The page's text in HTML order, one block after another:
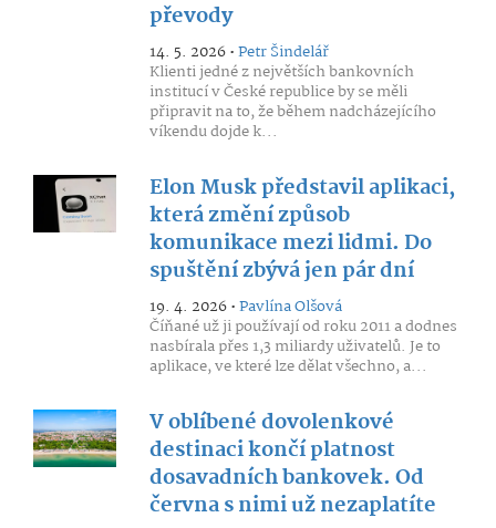
převody
14. 5. 2026 •Petr Šindelář
Klienti jedné z největších bankovních
institucí v České republice by se měli
připravit na to, že během nadcházejícího
víkendu dojde k...
Elon Musk představil aplikaci,
která změní způsob
komunikace mezi lidmi. Do
spuštění zbývá jen pár dní
19. 4. 2026 •Pavlína Olšová
Číňané už ji používají od roku 2011 a dodnes
nasbírala přes 1,3 miliardy uživatelů. Je to
aplikace, ve které lze dělat všechno, a...
V oblíbené dovolenkové
destinaci končí platnost
dosavadních bankovek. Od
června s nimi už nezaplatíte